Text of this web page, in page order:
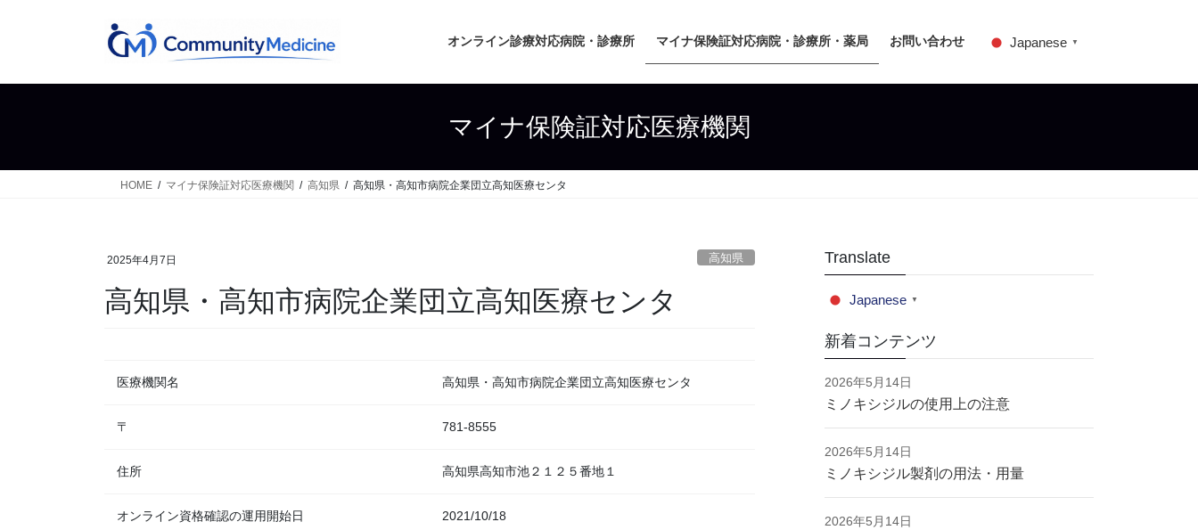
オンライン診療対応病院・診療所 マイナ保険証対応病院・診療所・薬局 お問い合わせ Japanese ▼
マイナ保険証対応医療機関
HOME マイナ保険証対応医療機関 高知県 高知県・高知市病院企業団立高知医療センタ
2025年4月7日 高知県
高知県・高知市病院企業団立高知医療センタ
医療機関名 高知県・高知市病院企業団立高知医療センタ
〒 781-8555
住所 高知県高知市池２１２５番地１
オンライン資格確認の運用開始日 2021/10/18
Translate
Japanese ▼
新着コンテンツ
2026年5月14日
ミノキシジルの使用上の注意
2026年5月14日
ミノキシジル製剤の用法・用量
2026年5月14日